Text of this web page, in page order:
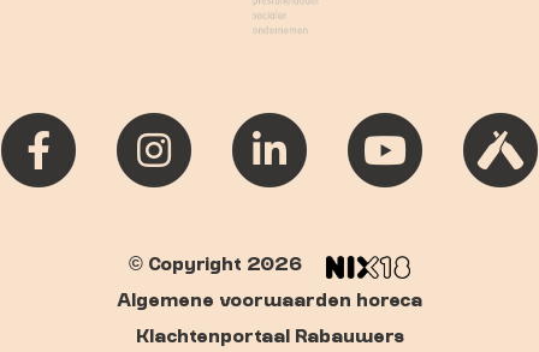
© Copyright 2026
Algemene voorwaarden horeca
Klachtenportaal Rabauwers